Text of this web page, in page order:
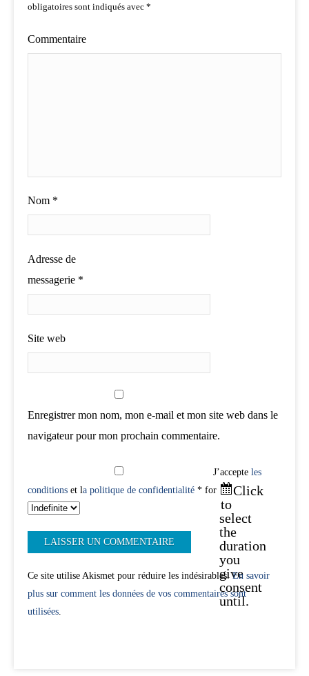
obligatoires sont indiqués avec *
Commentaire
Nom *
Adresse de
messagerie *
Site web
Enregistrer mon nom, mon e-mail et mon site web dans le
navigateur pour mon prochain commentaire.
J’accepte les
conditions et la politique de confidentialité * for
Click
to
select
the
duration
you
give
consent
until.
Ce site utilise Akismet pour réduire les indésirables.En savoir
plus sur comment les données de vos commentaires sont
utilisées